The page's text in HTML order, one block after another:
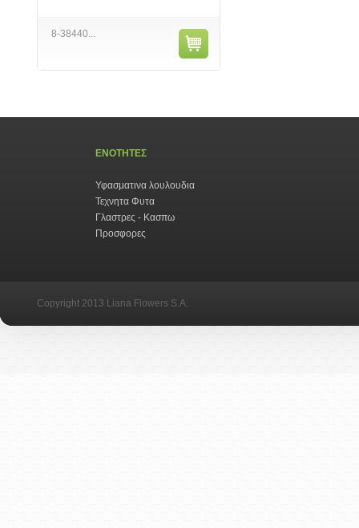
8-38440...
ΕΝΟΤΗΤΕΣ
Υφασματινα λουλουδια
Τεχνητα Φυτα
Γλαστρες - Κασπω
Προσφορες
Copyright 2013 Liana Flowers S.A.